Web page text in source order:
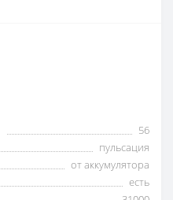
56
пульсация
от аккумулятора
есть